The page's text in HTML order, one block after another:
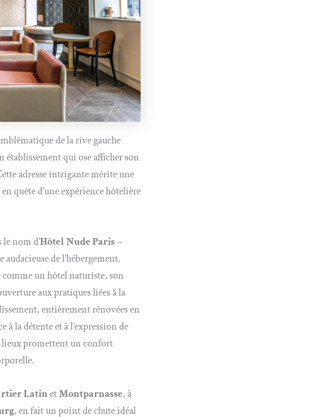
de la rive gauche
établissement qui ose afficher son
adresse intrigante mérite une
quête d’une expérience hôtelière
nom d’Hôtel Nude Paris –
de l’hébergement.
un hôtel naturiste, son
aux pratiques liées à la
entièrement rénovées en
la détente et à l’expression de
lieux promettent un confort
LatinetMontparnasse, à
, en fait un point de chute idéal